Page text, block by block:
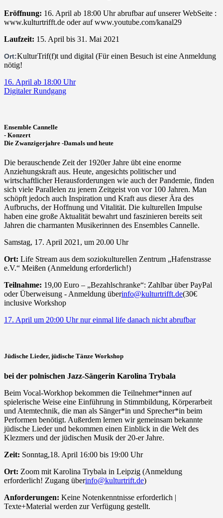
Eröffnung: 16. April ab 18:00 Uhr abrufbar auf unserer WebSeite :
www.kulturtrifft.de oder auf www.youtube.com/kanal29
Laufzeit: 15. April bis 31. Mai 2021
Ort:KulturTrif(f)t und digital (Für einen Besuch ist eine Anmeldung
nötig!
16. April ab 18:00 Uhr
Digitaler Rundgang
Ensemble Cannelle
- Konzert
Die Zwanzigerjahre -Damals und heute
Die berauschende Zeit der 1920er Jahre übt eine enorme
Anziehungskraft aus. Heute, angesichts politischer und
wirtschaftlicher Herausforderungen wie auch der Pandemie, finden
sich viele Parallelen zu jenem Zeitgeist von vor 100 Jahren. Man
schöpft jedoch auch Inspiration und Kraft aus dieser Ära des
Aufbruchs, der Hoffnung und Vitalität. Die kulturellen Impulse
haben eine große Aktualität bewahrt und faszinieren bereits seit
Jahren die charmanten Musikerinnen des Ensembles Cannelle.
Samstag, 17. April 2021, um 20.00 Uhr
Ort: Life Stream aus dem soziokulturellen Zentrum „Hafenstrasse
e.V.“ Meißen (Anmeldung erforderlich!)
Teilnahme: 19,00 Euro – „Bezahlschranke“: Zahlbar über PayPal
oder Überweisung - Anmeldung überinfo@kulturtrifft.de(30€
inclusive Workshop
17. April um 20:00 Uhr nur einmal life danach nicht abrufbar
Jüdische Lieder, jüdische Tänze Workshop
bei der polnischen Jazz-Sängerin Karolina Trybala
Beim Vocal-Workhop bekommen die Teilnehmer*innen auf
spielerische Weise eine Einführung in Stimmbildung, Körperarbeit
und Atemtechnik, die man als Sänger*in und Sprecher*in beim
Performen benötigt. Außerdem lernen wir gemeinsam bekannte
jüdische Lieder und bekommen einen Einblick in die Welt des
Klezmers und der jüdischen Musik der 20-er Jahre.
Zeit: Sonntag,18. April 16:00 bis 19:00 Uhr
Ort: Zoom mit Karolina Trybala in Leipzig (Anmeldung
erforderlich! Zugang überinfo@kulturtrift.de)
Anforderungen: Keine Notenkenntnisse erforderlich |
Texte+Material werden zur Verfügung gestellt.